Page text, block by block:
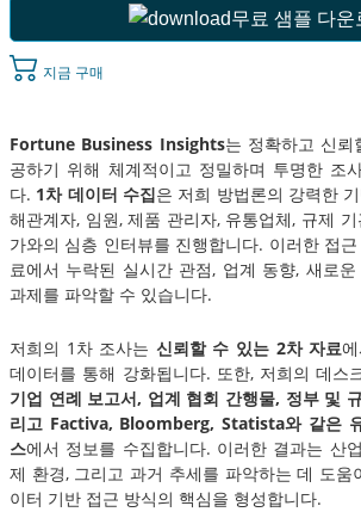
무료 샘플 다운
지금 구매
Fortune Business Insights는 정확하고 신뢰
공하기 위해 체계적이고 정밀하며 투명한 조
다. 1차 데이터 수집은 저희 방법론의 강력한
해관계자, 임원, 제품 관리자, 유통업체, 규제
가와의 심층 인터뷰를 진행합니다. 이러한 접
료에서 누락된 실시간 관점, 업계 동향, 새로
과제를 파악할 수 있습니다.
저희의 1차 조사는 신뢰할 수 있는 2차 자료
데이터를 통해 강화됩니다. 또한, 저희의 데스
기업 연례 보고서, 업계 협회 간행물, 정부 및
리고 Factiva, Bloomberg, Statista와 같은
스에서 정보를 수집합니다. 이러한 결과는 산
제 환경, 그리고 과거 추세를 파악하는 데 도움
이터 기반 접근 방식의 핵심을 형성합니다.